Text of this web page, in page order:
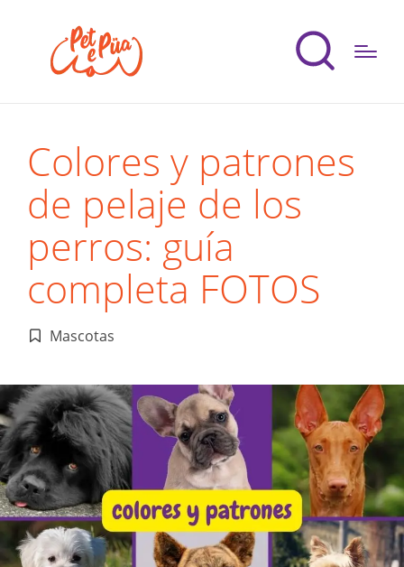
Colores y patrones
de pelaje de los
perros: guía
completa FOTOS
Publicado
Mascotas